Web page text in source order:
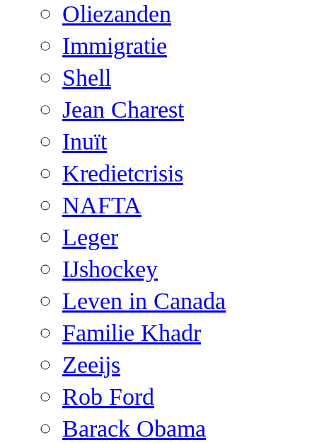
Oliezanden
Immigratie
Shell
Jean Charest
Inuït
Kredietcrisis
NAFTA
Leger
IJshockey
Leven in Canada
Familie Khadr
Zeeijs
Rob Ford
Barack Obama